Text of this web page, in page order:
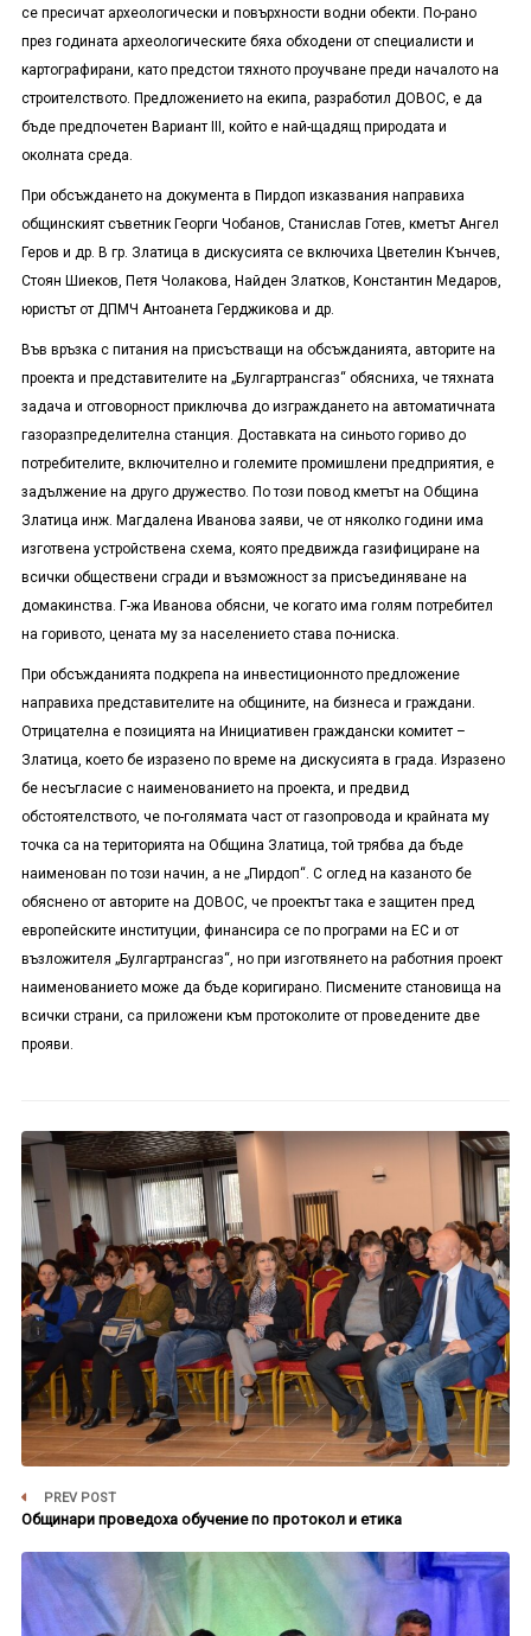
се пресичат археологически и повърхности водни обекти. По-рано
през годината археологическите бяха обходени от специалисти и
картографирани, като предстои тяхното проучване преди началото на
строителството. Предложението на екипа, разработил ДОВОС, е да
бъде предпочетен Вариант
, който е най-щадящ природата и
околната среда.
При обсъждането на документа в Пирдоп изказвания направиха
общинският съветник Георги Чобанов, Станислав Готев, кметът Ангел
Геров и др. В гр. Златица в дискусията се включиха Цветелин Кънчев,
Стоян Шиеков, Петя Чолакова, Найден Златков, Константин Медаров,
юристът от ДПМЧ Антоанета Герджикова и др.
Във връзка с питания на присъстващи на обсъжданията, авторите на
проекта и представителите на „Булгартрансгаз“ обясниха, че тяхната
задача и отговорност приключва до изграждането на автоматичната
газоразпределителна станция. Доставката на синьото гориво до
потребителите, включително и големите промишлени предприятия, е
задължение на друго дружество. По този повод кметът на Община
Златица инж. Магдалена Иванова заяви, че от няколко години има
изготвена устройствена схема, която предвижда газифициране на
всички обществени сгради и възможност за присъединяване на
домакинства. Г-жа Иванова обясни, че когато има голям потребител
на горивото, цената му за населението става по-ниска.
При обсъжданията подкрепа на инвестиционното предложение
направиха представителите на общините, на бизнеса и граждани.
Отрицателна е позицията на Инициативен граждански комитет –
Златица, което бе изразено по време на дискусията в града. Изразено
бе несъгласие с наименованието на проекта, и предвид
обстоятелството, че по-голямата част от газопровода и крайната му
точка са на територията на Община Златица, той трябва да бъде
наименован по този начин, а не „Пирдоп“. С оглед на казаното бе
обяснено от авторите на ДОВОС, че проектът така е защитен пред
европейските институции, финансира се по програми на ЕС и от
възложителя „Булгартрансгаз“, но при изготвянето на работния проект
наименованието може да бъде коригирано. Писмените становища на
всички страни, са приложени към протоколите от проведените две
прояви.
PREV POST
Общинари проведоха обучение по протокол и етика